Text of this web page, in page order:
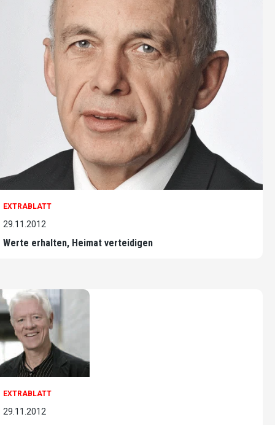
EXTRABLATT
29.11.2012
Werte erhalten, Heimat verteidigen
EXTRABLATT
29.11.2012